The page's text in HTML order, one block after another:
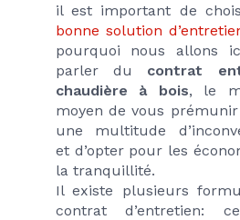
il est important de
bonne solution
pourquoi nous allons
parler du contrat
chaudière à bois, le
moyen de vous
une multitude
et d’opter pour les
la tranquillité.
Il existe plusieurs
contrat d’entretien: